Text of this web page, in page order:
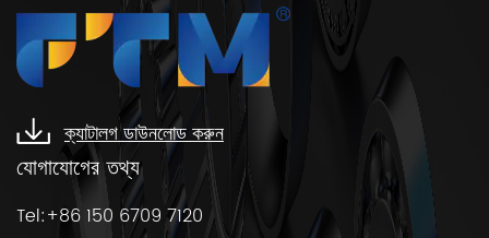
ক্যাটালগ ডাউনলোড করুন
যোগাযোগের তথ্য
Tel:+86 150 6709 7120